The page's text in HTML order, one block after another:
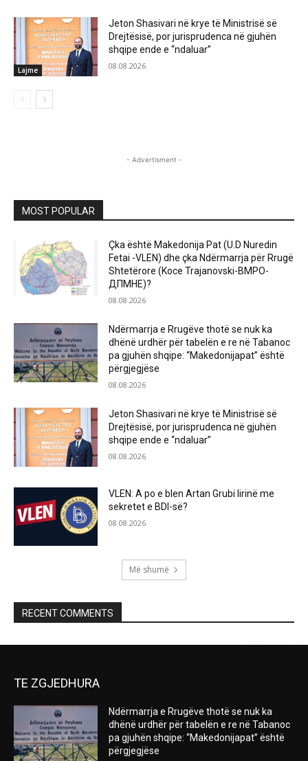
Lajme
Jeton Shasivari në krye të Ministrisë së
Drejtësisë, por jurisprudenca në gjuhën
shqipe ende e “ndaluar”
08.08.2026
- Advertisment -
MOST POPULAR
Çka është Makedonija Pat (U.D Nuredin
Fetai -VLEN) dhe çka Ndërmarrja për Rrugë
Shtetërore (Koce Trajanovski-ВМРО-
ДПМНЕ)?
08.08.2026
Ndërmarrja e Rrugëve thotë se nuk ka
dhënë urdhër për tabelën e re në Tabanoc
pa gjuhën shqipe: “Makedonijapat” është
përgjegjëse
08.08.2026
Jeton Shasivari në krye të Ministrisë së
Drejtësisë, por jurisprudenca në gjuhën
shqipe ende e “ndaluar”
08.08.2026
VLEN: A po e blen Artan Grubi lirinë me
sekretet e BDI-së?
08.08.2026
Më shumë
RECENT COMMENTS
TE ZGJEDHURA
Ndërmarrja e Rrugëve thotë se nuk ka
dhënë urdhër për tabelën e re në Tabanoc
pa gjuhën shqipe: “Makedonijapat” është
përgjegjëse